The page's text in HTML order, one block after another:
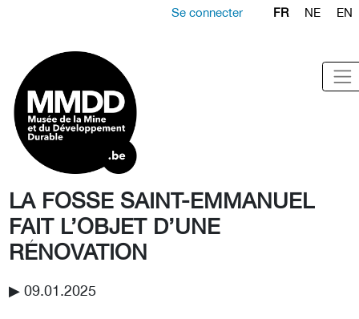
Se connecter FR NE EN
LA FOSSE SAINT-EMMANUEL
FAIT L’OBJET D’UNE
RÉNOVATION
▶︎ 09.01.2025